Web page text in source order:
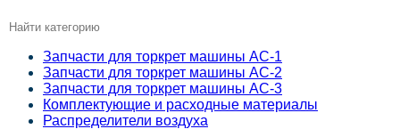
Запчасти для торкрет машины АС-1
Запчасти для торкрет машины АС-2
Запчасти для торкрет машины АС-3
Комплектующие и расходные материалы
Распределители воздуха